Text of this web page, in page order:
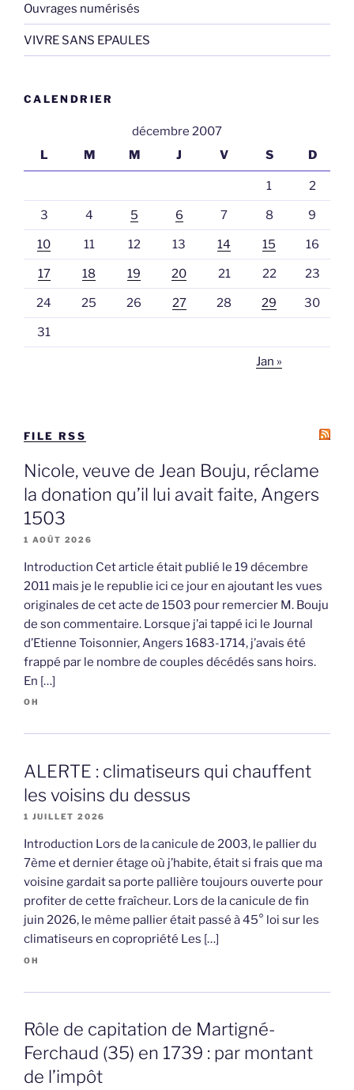
Ouvrages numérisés
VIVRE SANS EPAULES
CALENDRIER
décembre 2007
L
M M J V S D
1 2
3 4 5 6 7 8 9
10 11 12 13 14 15 16
17 18 19 20 21 22 23
24 25 26 27 28 29 30
31
Jan »
FILE RSS
Nicole, veuve de Jean Bouju, réclame
la donation qu’il lui avait faite, Angers
1503
1 AOÛT 2026
Introduction Cet article était publié le 19 décembre
2011 mais je le republie ici ce jour en ajoutant les vues
originales de cet acte de 1503 pour remercier M. Bouju
de son commentaire. Lorsque j’ai tappé ici le Journal
d’Etienne Toisonnier, Angers 1683-1714, j’avais été
frappé par le nombre de couples décédés sans hoirs.
En […]
OH
ALERTE : climatiseurs qui chauffent
les voisins du dessus
1 JUILLET 2026
Introduction Lors de la canicule de 2003, le pallier du
7ème et dernier étage où j’habite, était si frais que ma
voisine gardait sa porte pallière toujours ouverte pour
profiter de cette fraîcheur. Lors de la canicule de fin
juin 2026, le même pallier était passé à 45° loi sur les
climatiseurs en copropriété Les […]
OH
Rôle de capitation de Martigné-
Ferchaud (35) en 1739 : par montant
de l’impôt